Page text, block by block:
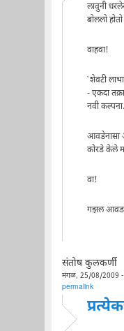
लावुनी
बोललो
वाहवा!
`शेवटी
- एकदा
नवी
आवडेनासा
कोरडे केले
वा!
गझल
संतोष कुलकर्णी
मंगळ, 25/08/2009 -
permalink